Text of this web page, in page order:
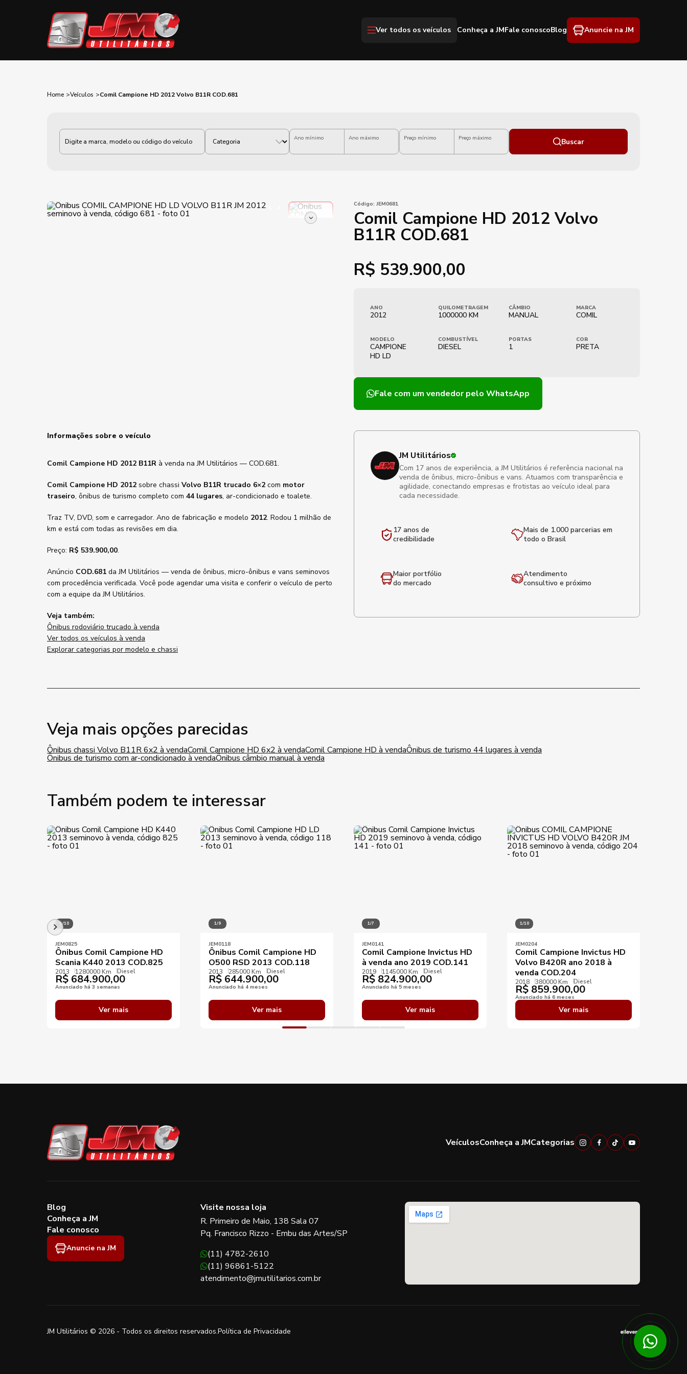
Ver todos os veículos Conheça a JMFale conoscoBlog Anuncie na JM
Home Veículos Comil Campione HD 2012 Volvo B11R COD.681
Categoria Ano mínimo Ano máximo Preço mínimo Preço máximo Buscar
Código: JEM0681
Comil Campione HD 2012 Volvo
B11R COD.681
R$ 539.900,00
ANO
2012
QUILOMETRAGEM
1000000 KM
CÂMBIO
MANUAL
MARCA
COMIL
MODELO
CAMPIONE
HD LD
COMBUSTÍVEL
DIESEL
PORTAS
1
COR
PRETA
Fale com um vendedorpelo WhatsApp
Informações sobre o veículo
Comil Campione HD 2012 B11R à venda na JM Utilitários — COD.681.
Comil Campione HD 2012 sobre chassi Volvo B11R trucado 6×2 com motor
traseiro, ônibus de turismo completo com 44 lugares, ar-condicionado e toalete.
Traz TV, DVD, som e carregador. Ano de fabricação e modelo 2012. Rodou 1 milhão de
km e está com todas as revisões em dia.
Preço: R$ 539.900,00.
Anúncio COD.681 da JM Utilitários — venda de ônibus, micro-ônibus e vans seminovos
com procedência verificada. Você pode agendar uma visita e conferir o veículo de perto
com a equipe da JM Utilitários.
Veja também:
Ônibus rodoviário trucado à venda
Ver todos os veículos à venda
Explorar categorias por modelo e chassi
JM Utilitários
Com 17 anos de experiência, a JM Utilitários é referência nacional na
venda de ônibus, micro-ônibus e vans. Atuamos com transparência e
agilidade, conectando empresas e frotistas ao veículo ideal para
cada necessidade.
17 anos de
credibilidade
Mais de 1.000 parcerias em
todo o Brasil
Maior portfólio
do mercado
Atendimento
consultivo e próximo
Veja mais opções parecidas
Ônibus chassi Volvo B11R 6x2 à vendaComil Campione HD 6x2 à vendaComil Campione HD à vendaÔnibus de turismo 44 lugares à venda
Ônibus de turismo com ar-condicionado à vendaÔnibus câmbio manual à venda
Também podem te interessar
1/10
JEM0825
Ônibus Comil Campione HD
Scania K440 2013 COD.825
2013 1280000 Km Diesel
R$ 684.900,00
Anunciado há 3 semanas
Ver mais
1/9
JEM0118
Ônibus Comil Campione HD
O500 RSD 2013 COD.118
2013 285000 Km Diesel
R$ 644.900,00
Anunciado há 4 meses
Ver mais
1/7
JEM0141
Comil Campione Invictus HD
à venda ano 2019 COD.141
2019 1145000 Km Diesel
R$ 824.900,00
Anunciado há 5 meses
Ver mais
1/10
JEM0204
Comil Campione Invictus HD
Volvo B420R ano 2018 à
venda COD.204
2018 380000 Km Diesel
R$ 859.900,00
Anunciado há 6 meses
Ver mais
VeículosConheça a JMCategorias
Blog
Conheça a JM
Fale conosco
Anuncie na JM
Visite nossa loja
R. Primeiro de Maio, 138 Sala 07
Pq. Francisco Rizzo - Embu das Artes/SP
(11) 4782-2610
(11) 96861-5122
atendimento@jmutilitarios.com.br
JM Utilitários © 2026 - Todos os direitos reservados.Política de Privacidade